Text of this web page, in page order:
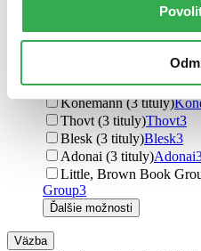
Pearson
Oxford University
HladoHlas (3 tituly)
Ekopress (3 tituly)
Könemann (3 tituly)
Thovt (3 tituly)Thovt3
Blesk (3 tituly)Blesk3
Adonai (3 tituly)Adonai
Little, Brown Book
Group3
Ďalšie možnosti
Väzba